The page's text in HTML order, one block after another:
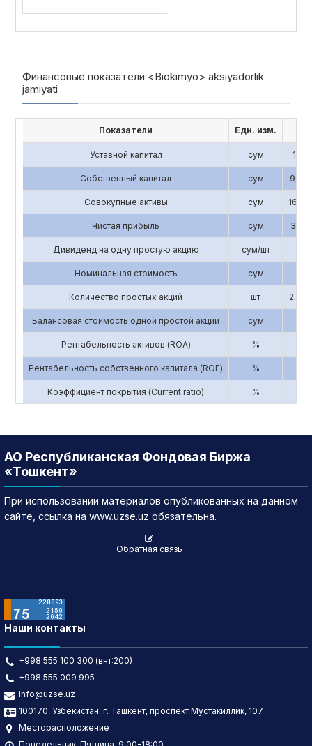
Финансовые показатели <Biokimyo> aksiyadorlik
jamiyati
Показатели Едн. изм.
Уставной капитал сум
Собственный капитал сум
Совокупные активы сум
Чистая прибыль сум
Дивиденд на одну простую акцию сум/шт
Номинальная стоимость сум
Количество простых акций шт
Балансовая стоимость одной простой акции сум
Рентабельность активов (ROA) %
Рентабельность собственного капитала (ROE) %
Коэффициент покрытия (Current ratio) %
АО Республиканская Фондовая Биржа
«Тошкент»
При использовании материалов опубликованных на данном
сайте, ссылка на www.uzse.uz обязательна.
Обратная связь
Наши контакты
+998 555 100 300 (внт:200)
+998 555 009 995
info@uzse.uz
100170, Узбекистан, г. Ташкент, проспект Мустакиллик, 107
Месторасположение